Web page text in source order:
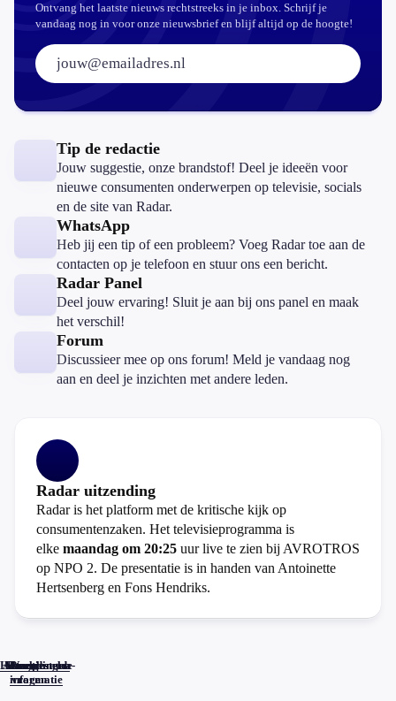
Ontvang het laatste nieuws rechtstreeks in je inbox. Schrijf je
vandaag nog in voor onze nieuwsbrief en blijf altijd op de hoogte!
E-mailadres:
Tip de redactie
Jouw suggestie, onze brandstof! Deel je ideeën voor
nieuwe consumenten onderwerpen op televisie, socials
en de site van Radar.
WhatsApp
Heb jij een tip of een probleem? Voeg Radar toe aan de
contacten op je telefoon en stuur ons een bericht.
Radar Panel
Deel jouw ervaring! Sluit je aan bij ons panel en maak
het verschil!
Forum
Discussieer mee op ons forum! Meld je vandaag nog
aan en deel je inzichten met andere leden.
Radar uitzending
Radar is het platform met de kritische kijk op
consumentenzaken. Het televisieprogramma is
elke maandag om 20:25 uur live te zien bij AVROTROS
op NPO 2. De presentatie is in handen van Antoinette
Hertsenberg en Fons Hendriks.
Home
Actueel
Uitzendingen
Reacties
Programma-
informatie
Veelgestelde
vragen